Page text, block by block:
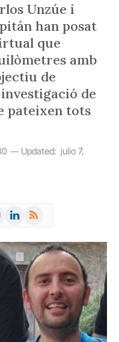
Unzúe i
han posat
que
amb
de
de
pateixen tots
Updated: julio 7,
LinkedIn
RSS